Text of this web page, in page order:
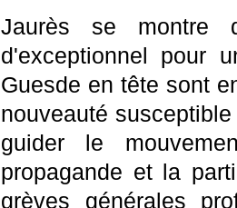
Jaurès se montre
d'exceptionnel pour
Guesde en tête sont
nouveauté
guider le
propagande et la
grèves générales